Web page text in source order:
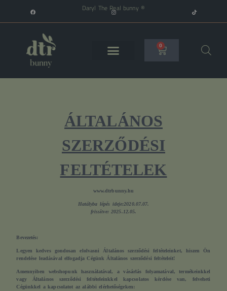
Daryl The Real bunny ®
0
ÁLTALÁNOS
SZERZŐDÉSI
FELTÉTELEK
www.dtrbunny.hu
Hatályba lépés ideje:2020.07.07.
frissítve: 2025.12.05.
Bevezetés:
Legyen kedves gondosan elolvasni Általános szerződési feltételeinket, hiszen Ön
rendelése leadásával elfogadja Cégünk Általános szerződési feltételeit!
Amennyiben webshopunk használatával, a vásárlás folyamatával, termékeinkkel
vagy Általános szerződési feltételeinkkel kapcsolatos kérdése van, felveheti
Cégünkkel a kapcsolatot az alábbi elérhetőségeken: